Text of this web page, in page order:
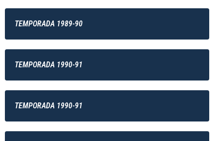
TEMPORADA 1989-90
TEMPORADA 1990-91
TEMPORADA 1990-91